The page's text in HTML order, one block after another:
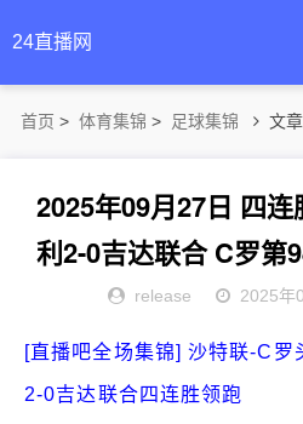
24直播网
首页 > 体育集锦 > 足球集锦 文
2025年09月27日 四
利2-0吉达联合 C罗第
传射
release 2025年
[直播吧全场集锦] 沙特联-C罗
2-0吉达联合四连胜领跑